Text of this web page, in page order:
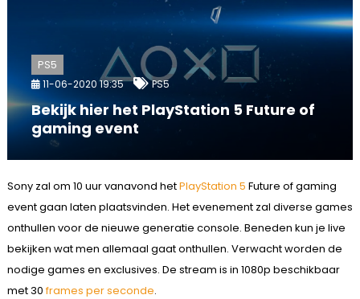
PS5
11-06-2020 19:35 PS5
Bekijk hier het PlayStation 5 Future of
gaming event
Sony zal om 10 uur vanavond hetPlayStation 5 Future of gaming
event gaan laten plaatsvinden. Het evenement zal diverse games
onthullen voor de nieuwe generatie console. Beneden kun je live
bekijken wat men allemaal gaat onthullen. Verwacht worden de
nodige games en exclusives. De stream is in 1080p beschikbaar
met 30frames per seconde.